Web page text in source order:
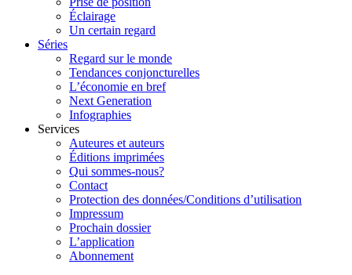
Éclairage
Un certain regard
Séries
Regard sur le monde
Tendances conjoncturelles
L’économie en bref
Next Generation
Infographies
Services
Auteures et auteurs
Éditions imprimées
Qui sommes-nous?
Contact
Protection des données/Conditions d’utilisation
Impressum
Prochain dossier
L’application
Abonnement